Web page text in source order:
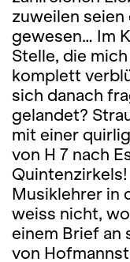
zuweilen
gewesen… Im
Stelle, die
komplett
sich danach
gelandet?
mit einer
von H 7 nach
Musiklehrer in
weiss nicht,
einem Brief an
von